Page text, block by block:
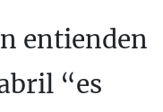
entienden
“es